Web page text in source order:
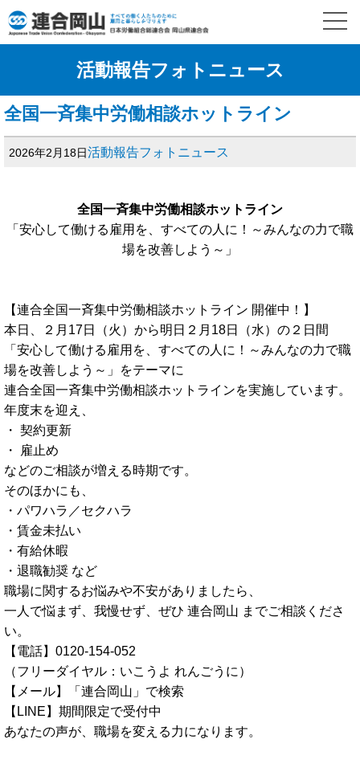
活動報告フォトニュース
全国一斉集中労働相談ホットライン
2026年2月18日活動報告フォトニュース
全国一斉集中労働相談ホットライン
「安心して働ける雇用を、すべての人に！～みんなの力で職
場を改善しよう～」
【連合全国一斉集中労働相談ホットライン 開催中！】
本日、２月17日（火）から明日２月18日（水）の２日間
「安心して働ける雇用を、すべての人に！～みんなの力で職
場を改善しよう～」をテーマに
連合全国一斉集中労働相談ホットラインを実施しています。
年度末を迎え、
・ 契約更新
・ 雇止め
などのご相談が増える時期です。
そのほかにも、
・パワハラ／セクハラ
・賃金未払い
・有給休暇
・退職勧奨 など
職場に関するお悩みや不安がありましたら、
一人で悩まず、我慢せず、ぜひ 連合岡山 までご相談くださ
い。
【電話】0120-154-052
（フリーダイヤル：いこうよ れんごうに）
【メール】「連合岡山」で検索
【LINE】期間限定で受付中
あなたの声が、職場を変える力になります。